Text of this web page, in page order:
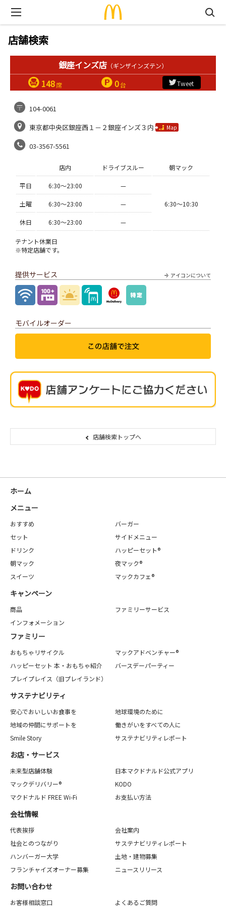
店舗検索
銀座インズ店 （ギンザインズテン）
148 席 0台 Tweet
104-0061
東京都中央区銀座西１－２銀座インズ３内
Map
03-3567-5561
店内 ドライブスルー 朝マック
平日 6:30〜23:00 —
6:30〜10:30
土曜 6:30〜23:00 —
休日 6:30〜23:00 —
テナント休業日
※特定店舗です。
アイコンについて
提供サービス
モバイルオーダー
店舗検索トップへ
ホーム
メニュー
おすすめ
バーガー
セット
サイドメニュー
ドリンク
ハッピーセット®
朝マック
夜マック®
スイーツ
マックカフェ®
キャンペーン
商品
ファミリーサービス
インフォメーション
ファミリー
おもちゃリサイクル
マックアドベンチャー®
ハッピーセット 本・おもちゃ紹介
バースデーパーティー
プレイプレイス（旧プレイランド）
サステナビリティ
安心でおいしいお食事を
地球環境のために
地域の仲間にサポートを
働きがいをすべての人に
Smile Story
サステナビリティレポート
お店・サービス
未来型店舗体験
日本マクドナルド公式アプリ
マックデリバリー®
KODO
マクドナルド FREE Wi-Fi
お支払い方法
会社情報
代表挨拶
会社案内
社会とのつながり
サステナビリティレポート
ハンバーガー大学
土地・建物募集
フランチャイズオーナー募集
ニュースリリース
お問い合わせ
お客様相談窓口 よくあるご質問